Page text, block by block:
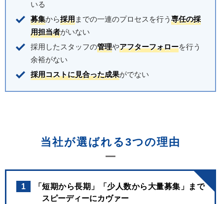
いる
募集から採用までの一連のプロセスを行う 専任の採
用担当者がいない
採用したスタッフの管理やアフターフォローを行う
余裕がない
採用コストに見合った成果がでない
当社が選ばれる3つの理由
1
「短期から長期」「少人数から大量募集」まで
スピーディーにカヴァー